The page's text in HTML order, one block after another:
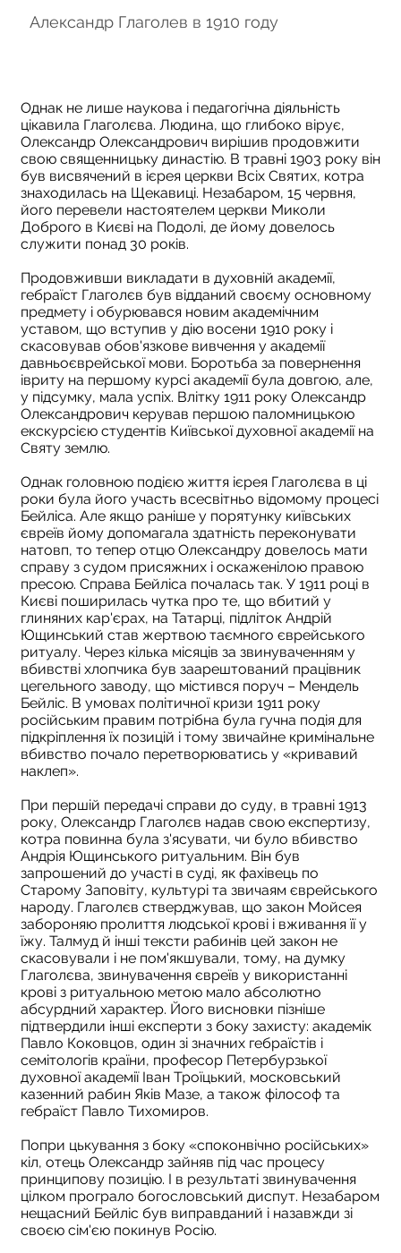
Александр Глаголев в 1910 году
Однак не лише наукова і педагогічна діяльність
цікавила Глаголєва. Людина, що глибоко вірує,
Олександр Олександрович вирішив продовжити
свою священницьку династію. В травні 1903 року він
був висвячений в ієрея церкви Всіх Святих, котра
знаходилась на Щекавиці. Незабаром, 15 червня,
його перевели настоятелем церкви Миколи
Доброго в Києві на Подолі, де йому довелось
служити понад 30 років.
Продовживши викладати в духовній академії,
гебраїст Глаголєв був відданий своєму основному
предмету і обурювався новим академічним
уставом, що вступив у дію восени 1910 року і
скасовував обов'язкове вивчення у академії
давньоєврейської мови. Боротьба за повернення
івриту на першому курсі академії була довгою, але,
у підсумку, мала успіх. Влітку 1911 року Олександр
Олександрович керував першою паломницькою
екскурсією студентів Київської духовної академії на
Святу землю.
Однак головною подією життя ієрея Глаголєва в ці
роки була його участь всесвітньо відомому процесі
Бейліса. Але якщо раніше у порятунку київських
євреїв йому допомагала здатність переконувати
натовп, то тепер отцю Олександру довелось мати
справу з судом присяжних і оскаженілою правою
пресою. Справа Бейліса почалась так. У 1911 році в
Києві поширилась чутка про те, що вбитий у
глиняних кар'єрах, на Татарці, підліток Андрій
Ющинський став жертвою таємного єврейського
ритуалу. Через кілька місяців за звинуваченням у
вбивстві хлопчика був заарештований працівник
цегельного заводу, що містився поруч – Мендель
Бейліс. В умовах політичної кризи 1911 року
російським правим потрібна була гучна подія для
підкріплення їх позицій і тому звичайне кримінальне
вбивство почало перетворюватись у «кривавий
наклеп».
При першій передачі справи до суду, в травні 1913
року, Олександр Глаголєв надав свою експертизу,
котра повинна була з'ясувати, чи було вбивство
Андрія Ющинського ритуальним. Він був
запрошений до участі в суді, як фахівець по
Старому Заповіту, культурі та звичаям єврейського
народу. Глаголєв стверджував, що закон Мойсея
забороняю пролиття людської крові і вживання її у
їжу. Талмуд й інші тексти рабинів цей закон не
скасовували і не пом'якшували, тому, на думку
Глаголєва, звинувачення євреїв у використанні
крові з ритуальною метою мало абсолютно
абсурдний характер. Його висновки пізніше
підтвердили інші експерти з боку захисту: академік
Павло Коковцов, один зі значних гебраїстів і
семітологів країни, професор Петербурзької
духовної академії Іван Троїцький, московський
казенний рабин Яків Мазе, а також філософ та
гебраїст Павло Тихомиров.
Попри цькування з боку «споконвічно російських»
кіл, отець Олександр зайняв під час процесу
принципову позицію. І в результаті звинувачення
цілком програло богословський диспут. Незабаром
нещасний Бейліс був виправданий і назавжди зі
своєю сім'єю покинув Росію.